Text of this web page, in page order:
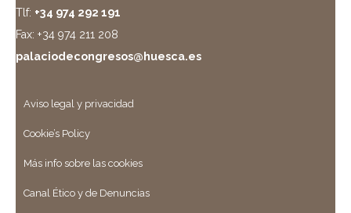
Tlf: +34 974 292 191
Fax: +34 974 211 208
palaciodecongresos@huesca.es
Aviso legal y privacidad
Cookie’s Policy
Más info sobre las cookies
Canal Ético y de Denuncias